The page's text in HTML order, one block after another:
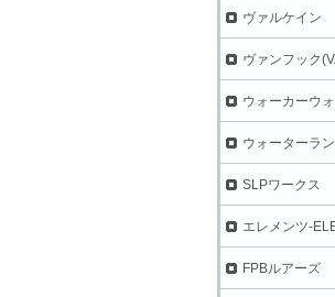
ヴァルケイン
ヴァンフック
ウォーカーウ
ウォーターラ
SLPワークス
エレメンツ-
FPBルアーズ